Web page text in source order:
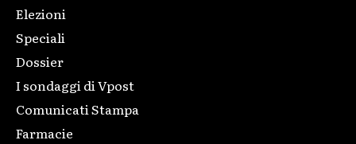
Elezioni
Speciali
Dossier
I sondaggi di Vpost
Comunicati Stampa
Farmacie